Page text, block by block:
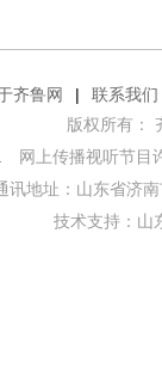
齐鲁网 |
联系我们
版权所有：
网上传播视听节目
讯地址：山东省济
技术支持： 山